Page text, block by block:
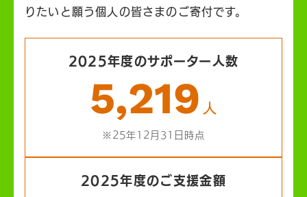
りたいと願う個人の皆さまのご寄付です。
2025年度のサポーター人数
5,219 人
※25年12月31日時点
2025年度のご支援金額